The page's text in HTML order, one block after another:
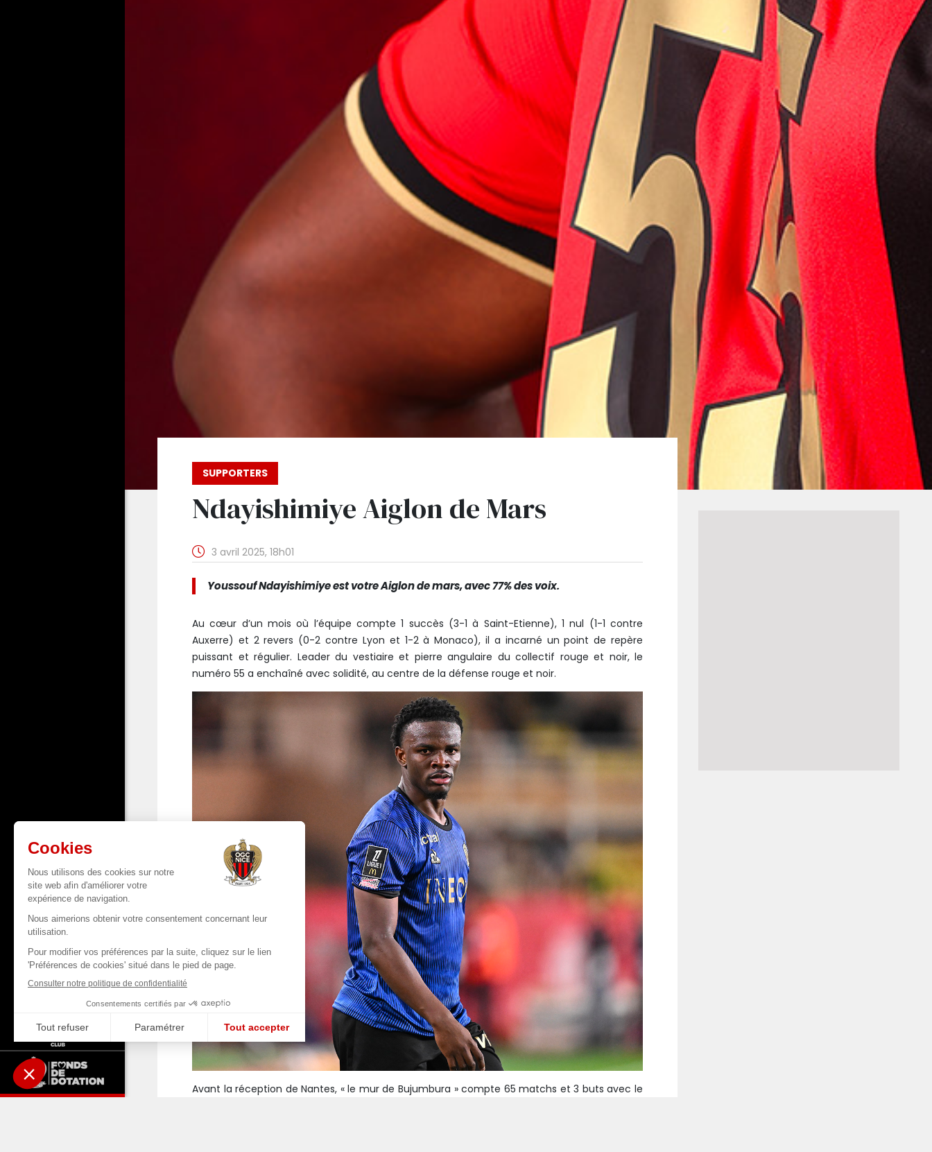
SUPPORTERS
Ndayishimiye Aiglon de Mars
3 avril 2025, 18h01
Youssouf Ndayishimiye est votre Aiglon de mars, avec 77% des voix.
Au cœur d’un mois où l’équipe compte 1 succès (3-1 à Saint-Etienne), 1 nul (1-1 contre
Auxerre) et 2 revers (0-2 contre Lyon et 1-2 à Monaco), il a incarné un point de repère
puissant et régulier. Leader du vestiaire et pierre angulaire du collectif rouge et noir, le
numéro 55 a enchaîné avec solidité, au centre de la défense rouge et noir.
Avant la réception de Nantes, « le mur de Bujumbura » compte 65 matchs et 3 buts avec le